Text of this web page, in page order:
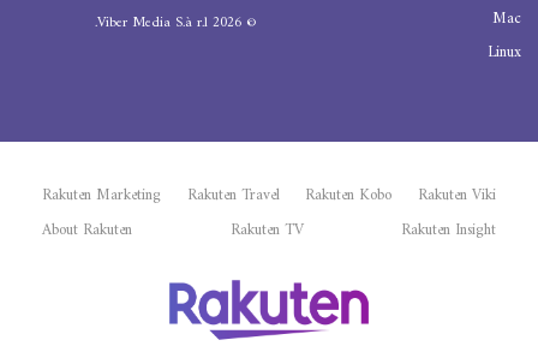
Mac
Linux
©
2026
Viber Media S.à r.l.
Rakuten Viki
Rakuten Kobo
Rakuten Travel
Rakuten Marketing
Rakuten Insight
Rakuten TV
About Rakuten